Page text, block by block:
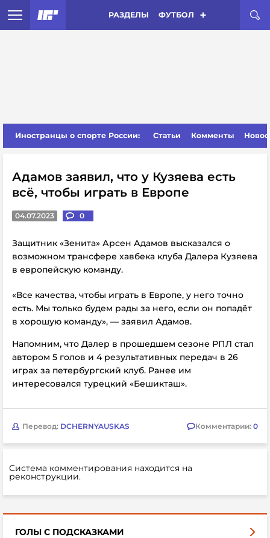
РАЗДЕЛЫ ФУТБОЛ
Иностранцы о спорте России: Статьи Комменты
Адамов заявил, что у Кузяева есть
всё, чтобы играть в Европе
04.07.2023 0
Защитник «Зенита» Арсен Адамов высказался о
возможном трансфере хавбека клуба Далера Кузяева
в европейскую команду.
«Все качества, чтобы играть в Европе, у него точно
есть. Мы только будем рады за него, если он попадёт
в хорошую команду», — заявил Адамов.
Напомним, что Далер в прошедшем сезоне РПЛ стал
автором 5 голов и 4 результативных передач в 26
играх за петербургский клуб. Ранее им
интересовался турецкий «Бешикташ».
Перевод: DCHERNYAUSKAS Комментарии: 0
Система комментирования находится на
реконструкции.
ГОЛЫ С ПОДСКАЗКАМИ